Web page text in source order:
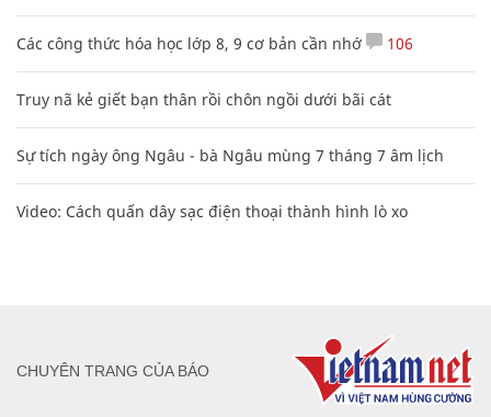
Các công thức hóa học lớp 8, 9 cơ bản cần nhớ 106
Truy nã kẻ giết bạn thân rồi chôn ngồi dưới bãi cát
Sự tích ngày ông Ngâu - bà Ngâu mùng 7 tháng 7 âm lịch
Video: Cách quấn dây sạc điện thoại thành hình lò xo
CHUYÊN TRANG CỦA BÁO